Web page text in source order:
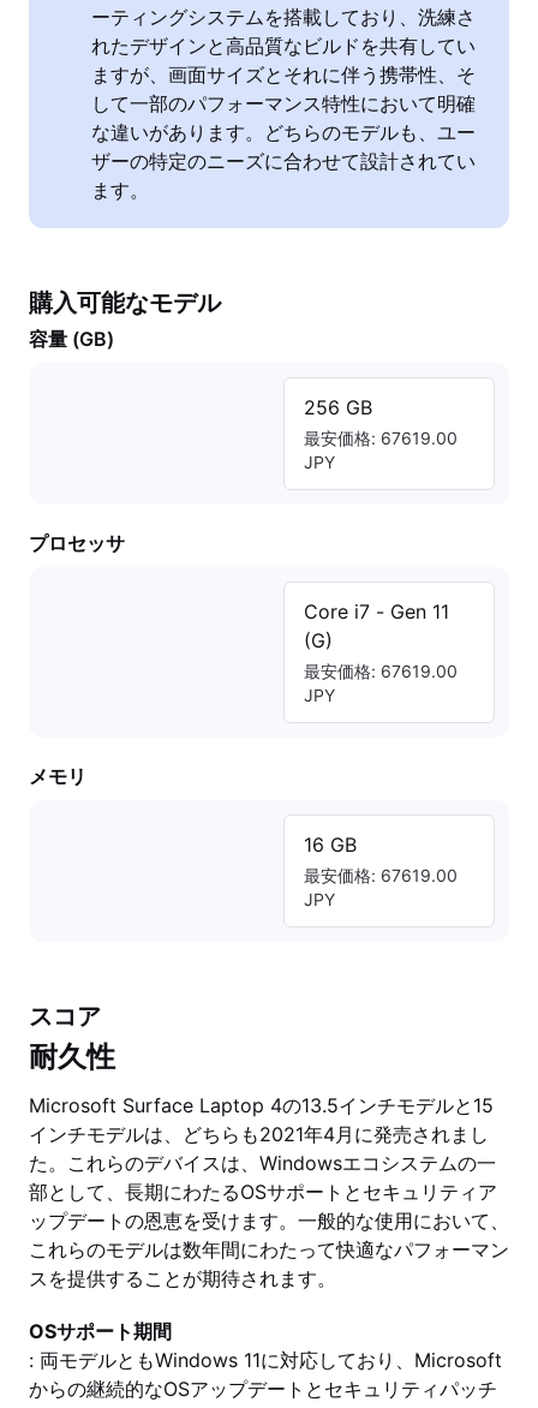
ーティングシステムを搭載しており、洗練さ
れたデザインと高品質なビルドを共有してい
ますが、画面サイズとそれに伴う携帯性、そ
して一部のパフォーマンス特性において明確
な違いがあります。どちらのモデルも、ユー
ザーの特定のニーズに合わせて設計されてい
ます。
購入可能なモデル
容量 (GB)
256 GB
最安価格: 67619.00
JPY
プロセッサ
Core i7 - Gen 11
(G)
最安価格: 67619.00
JPY
メモリ
16 GB
最安価格: 67619.00
JPY
スコア
耐久性
Microsoft Surface Laptop 4の13.5インチモデルと15
インチモデルは、どちらも2021年4月に発売されまし
た。これらのデバイスは、Windowsエコシステムの一
部として、長期にわたるOSサポートとセキュリティア
ップデートの恩恵を受けます。一般的な使用において、
これらのモデルは数年間にわたって快適なパフォーマン
スを提供することが期待されます。
OSサポート期間
: 両モデルともWindows 11に対応しており、Microsoft
からの継続的なOSアップデートとセキュリティパッチ